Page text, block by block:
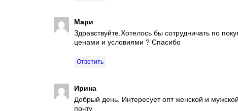
Мари
Здравствуйте.Хотелось бы сотрудничать по
ценами и условиями ? Спасибо
Ответить
Ирина
Добрый день. Интересует опт женской и
почту